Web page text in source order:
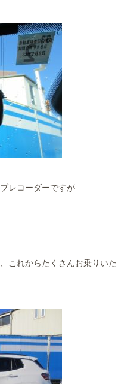
レコーダーですが
これからたくさんお乗りいた